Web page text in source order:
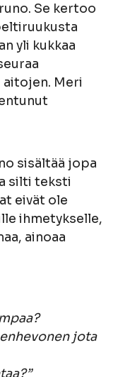
Se kertoo
yli kukkaa
aitojen. Meri
sisältää jopa
silti teksti
eivät ole
ihmetykselle,
ainoaa
jota